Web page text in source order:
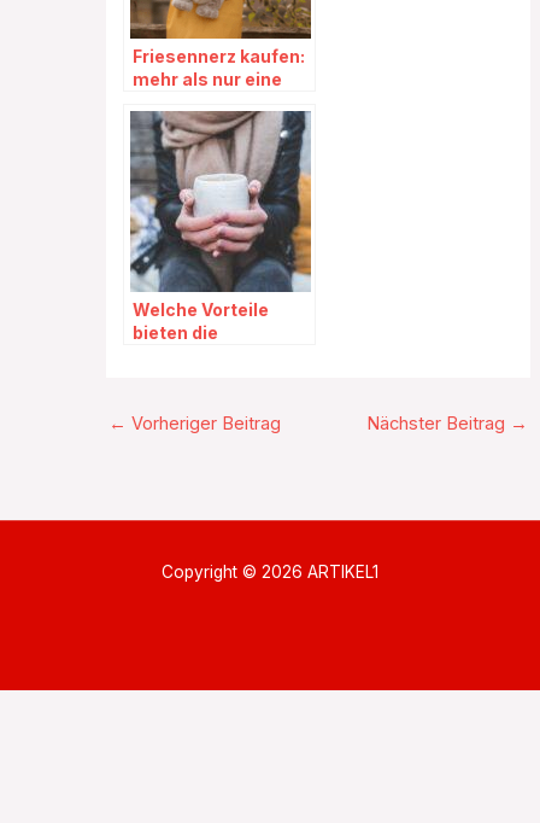
Friesennerz kaufen:
mehr als nur eine
ung
Welche Vorteile
bieten die
← Vorheriger Beitrag Nächster Beitrag →
Copyright © 2026 ARTIKEL1